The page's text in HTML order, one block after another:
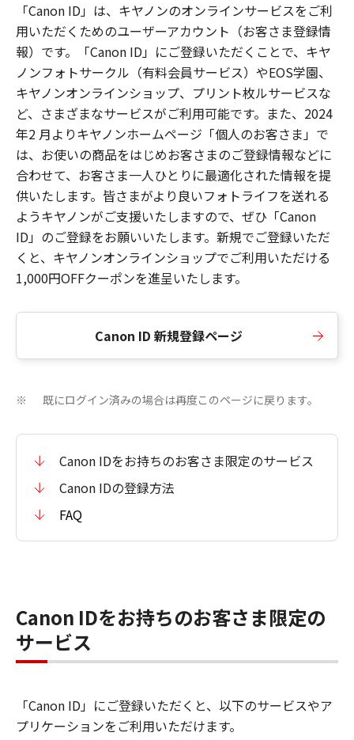
「Canon ID」は、キヤノンのオンラインサービスをご利
用いただくためのユーザーアカウント（お客さま登録情
報）です。「Canon ID」にご登録いただくことで、キヤ
ノンフォトサークル（有料会員サービス）やEOS学園、
キヤノンオンラインショップ、プリント枚ルサービスな
ど、さまざまなサービスがご利用可能です。また、2024
年2 月よりキヤノンホームページ「個人のお客さま」で
は、お使いの商品をはじめお客さまのご登録情報などに
合わせて、お客さま一人ひとりに最適化された情報を提
供いたします。皆さまがより良いフォトライフを送れる
ようキヤノンがご支援いたしますので、ぜひ「Canon
ID」のご登録をお願いいたします。新規でご登録いただ
くと、キヤノンオンラインショップでご利用いただける
1,000円OFFクーポンを進呈いたします。
Canon ID 新規登録ページ
※ 既にログイン済みの場合は再度このページに戻ります。
Canon IDをお持ちのお客さま限定のサービス
Canon IDの登録方法
FAQ
Canon IDをお持ちのお客さま限定の
サービス
「Canon ID」にご登録いただくと、以下のサービスやア
プリケーションをご利用いただけます。